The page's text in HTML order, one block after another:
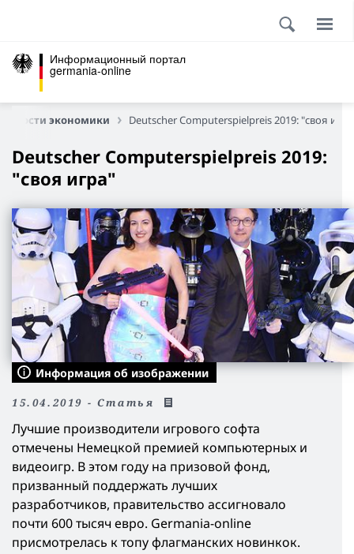
Информационный портал
germania-online
Новости экономики Deutscher Computerspielpreis 2019: "своя
Deutscher Computerspielpreis 2019:
"своя игра"
Информация об изображении
15.04.2019 - Статья
Лучшие производители игрового софта
отмечены Немецкой премией компьютерных и
видеоигр. В этом году на призовой фонд,
призванный поддержать лучших
разработчиков, правительство ассигновало
почти 600 тысяч евро. Germania-online
присмотрелась к топу флагманских новинкок.